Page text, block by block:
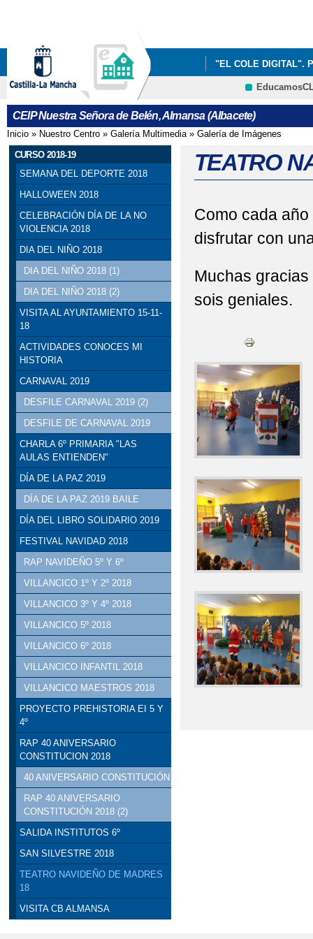
"EL COLE DIGITAL".
INFÓRMATE
CEIP Nuestra Señora de Belén, Almansa (Albacete)
Se encuentra usted aquí
Inicio » Nuestro Centro » Galería Multimedia» Galería de Imágenes
CURSO 2018-19
SEMANA DEL DEPORTE 2018
HALLOWEEN 2018
CELEBRACIÓN DÍA DE LA NO
VIOLENCIA 2018
DIA DEL NIÑO 2018
DIA DEL NIÑO 2018 (1)
DIA DEL NIÑO 2018 (2)
VISITA AL AYUNTAMIENTO 15-11-
18
ACTIVIDADES CONOCES MI
HISTORIA
CARNAVAL 2019
DESFILE CARNAVAL 2019 (2)
DESFILE DE CARNAVAL 2019
CHARLA 6º PRIMARIA "LAS
AULAS ENTIENDEN"
DÍA DE LA PAZ 2019
DÍA DE LA PAZ 2019 BAILE
DÍA DEL LIBRO SOLIDARIO 2019
FESTIVAL NAVIDAD 2018
RAP NAVIDEÑO 5º Y 6º
VILLANCICO 1º Y 2º 2018
VILLANCICO 3º Y 4º 2018
VILLANCICO 5º 2018
VILLANCICO 6º 2018
VILLANCICO INFANTIL 2018
VILLANCICO MAESTROS 2018
PROYECTO PREHISTORIA EI 5 Y
4º
RAP 40 ANIVERSARIO
CONSTITUCION 2018
40 ANIVERSARIO CONSTITUCIÓN
RAP 40 ANIVERSARIO
CONSTITUCIÓN 2018 (2)
SALIDA INSTITUTOS 6º
SAN SILVESTRE 2018
TEATRO NAVIDEÑO DE MADRES
18
VISITA CB ALMANSA
TEATRO
Como cada
disfrutar con
Muchas
sois geniales.